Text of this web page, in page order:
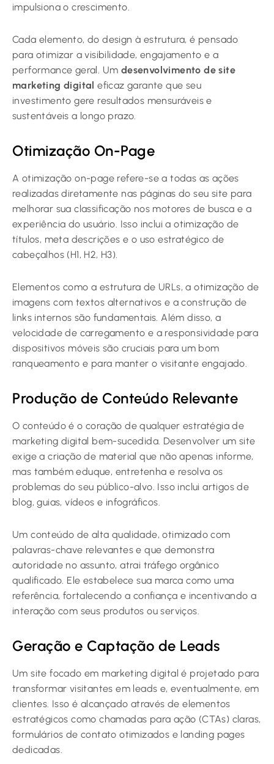
impulsiona o crescimento.
Cada elemento, do design à estrutura, é pensado
para otimizar a visibilidade, engajamento e a
performance geral. Um desenvolvimento de site
marketing digital eficaz garante que seu
investimento gere resultados mensuráveis e
sustentáveis a longo prazo.
Otimização On-Page
A otimização on-page refere-se a todas as ações
realizadas diretamente nas páginas do seu site para
melhorar sua classificação nos motores de busca e a
experiência do usuário. Isso inclui a otimização de
títulos, meta descrições e o uso estratégico de
cabeçalhos (H1, H2, H3).
Elementos como a estrutura de URLs, a otimização de
imagens com textos alternativos e a construção de
links internos são fundamentais. Além disso, a
velocidade de carregamento e a responsividade para
dispositivos móveis são cruciais para um bom
ranqueamento e para manter o visitante engajado.
Produção de Conteúdo Relevante
O conteúdo é o coração de qualquer estratégia de
marketing digital bem-sucedida. Desenvolver um site
exige a criação de material que não apenas informe,
mas também eduque, entretenha e resolva os
problemas do seu público-alvo. Isso inclui artigos de
blog, guias, vídeos e infográficos.
Um conteúdo de alta qualidade, otimizado com
palavras-chave relevantes e que demonstra
autoridade no assunto, atrai tráfego orgânico
qualificado. Ele estabelece sua marca como uma
referência, fortalecendo a confiança e incentivando a
interação com seus produtos ou serviços.
Geração e Captação de Leads
Um site focado em marketing digital é projetado para
transformar visitantes em leads e, eventualmente, em
clientes. Isso é alcançado através de elementos
estratégicos como chamadas para ação (CTAs) claras,
formulários de contato otimizados e landing pages
dedicadas.